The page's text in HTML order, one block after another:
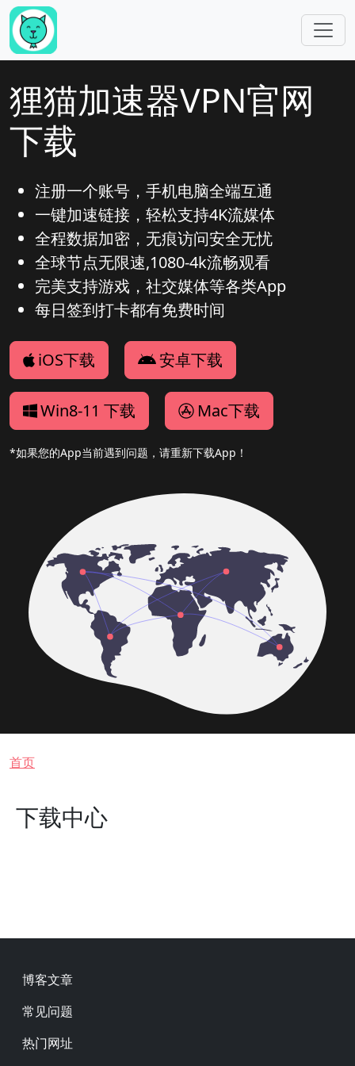
跳转到主要内容
狸猫加速器VPN官网
下载
注册一个账号，手机电脑全端互通
一键加速链接，轻松支持4K流媒体
全程数据加密，无痕访问安全无忧
全球节点无限速,1080-4k流畅观看
完美支持游戏，社交媒体等各类App
每日签到打卡都有免费时间
iOS下载 安卓下载
Win8-11 下载 Mac下载
*如果您的App当前遇到问题，请重新下载App！
面包屑
首页
下载中心
Footer
博客文章
常见问题
热门网址